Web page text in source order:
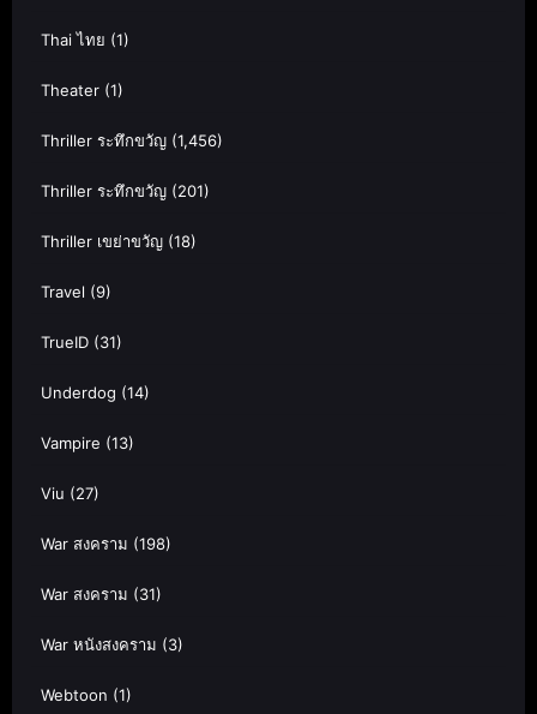
Thai ไทย (1)
Theater (1)
Thriller ระทึกขวัญ (1,456)
Thriller ระทึกขวัญ (201)
Thriller เขย่าขวัญ (18)
Travel (9)
TrueID (31)
Underdog (14)
Vampire (13)
Viu (27)
War สงคราม (198)
War สงคราม (31)
War หนังสงคราม (3)
Webtoon (1)